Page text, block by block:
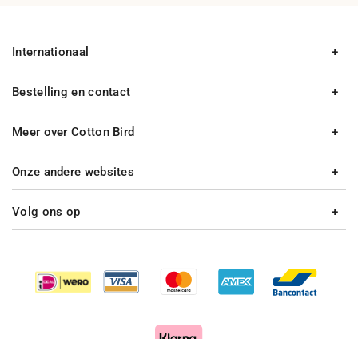
Bestelling en contact
Meer over Cotton Bird
Internationaal
Onze andere websites
Volg ons op